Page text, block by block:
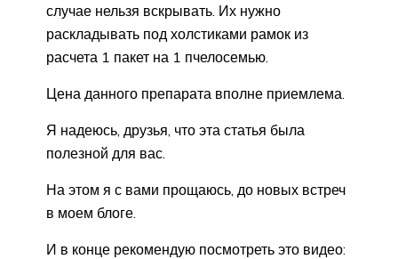
случае нельзя вскрывать. Их нужно
раскладывать под холстиками рамок из
расчета 1 пакет на 1 пчелосемью.
Цена данного препарата вполне приемлема.
Я надеюсь, друзья, что эта статья была
полезной для вас.
На этом я с вами прощаюсь, до новых встреч
в моем блоге.
И в конце рекомендую посмотреть это видео: